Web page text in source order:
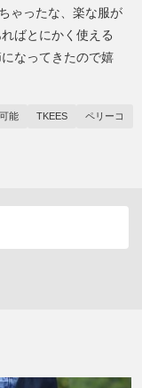
ゃったな、楽な服が
ばとにかく使える
なってきたので嬉
能 TKEES ペリーコ